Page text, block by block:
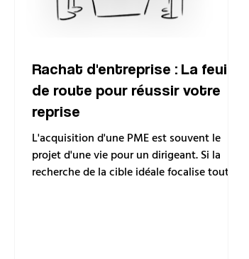
Rachat d'entreprise : La feuille
de route pour réussir votre
reprise
L'acquisition d'une PME est souvent le
projet d'une vie pour un dirigeant. Si la
recherche de la cible idéale focalise toute